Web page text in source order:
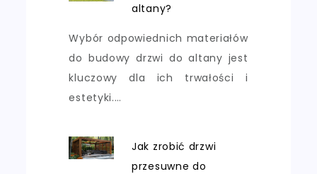
altany?
Wybór odpowiednich materiałów
do budowy drzwi do altany jest
kluczowy dla ich trwałości i
estetyki.…
Jak zrobić drzwi
przesuwne do